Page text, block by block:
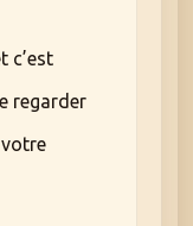
c’est
regarder